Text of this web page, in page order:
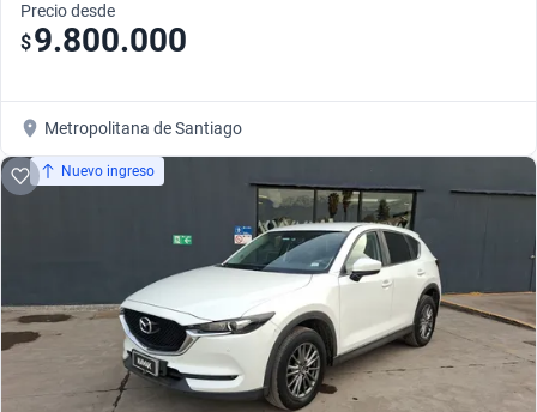
Precio desde
$9.800.000
Metropolitana de Santiago
Nuevo ingreso